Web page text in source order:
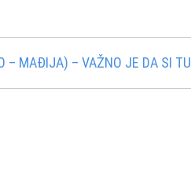
– MAÐIJA) – VAŽNO JE DA SI TU